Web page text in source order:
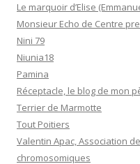
Le marquoir d’Elise
Monsieur Echo de Centre
Nini 79
Niunia18
Pamina
Réceptacle, le blog de mon
Terrier de Marmotte
Tout Poitiers
Valentin Apac, Association
chromosomiques